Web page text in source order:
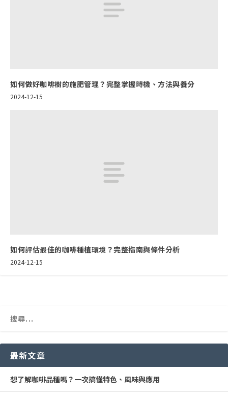
如何做好咖啡樹的施肥管理？完整掌握時機、方法與養分
2024-12-15
如何評估最佳的咖啡種植環境？完整指南與條件分析
2024-12-15
最新文章
想了解咖啡品種嗎？一次搞懂特色、風味與應用